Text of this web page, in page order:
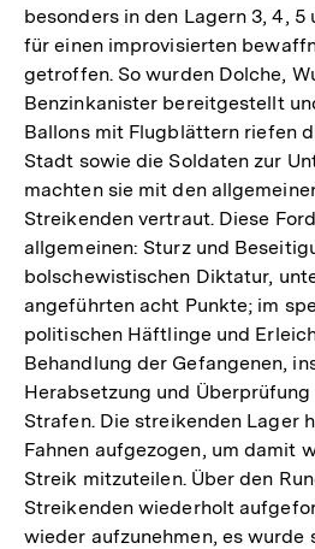
besonders in den Lagern 3, 4,
für einen improvisierten
getroffen. So wurden Dolche,
Benzinkanister bereitgestellt
Ballons mit Flugblättern riefen
Stadt sowie die Soldaten zur
machten sie mit den
Streikenden vertraut. Diese
allgemeinen: Sturz und
bolschewistischen Diktatur,
angeführten acht Punkte; im
politischen Häftlinge und
Behandlung der Gefangenen,
Herabsetzung und
Strafen. Die streikenden Lager
Fahnen aufgezogen, um damit
Streik mitzuteilen. Über den
Streikenden wiederholt
wieder aufzunehmen, es